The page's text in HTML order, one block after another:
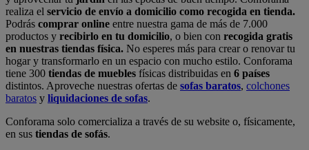
realiza el servicio de envío a domicilio como recogida en tienda.
Podrás comprar online entre nuestra gama de más de 7.000
productos y recibirlo en tu domicilio, o bien con recogida gratis
en nuestras tiendas física. No esperes más para crear o renovar tu
hogar y transformarlo en un espacio con mucho estilo. Conforama
tiene 300 tiendas de muebles físicas distribuidas en 6 países
distintos. Aproveche nuestras ofertas de sofas baratos, colchones
baratos y liquidaciones de sofas.
Conforama solo comercializa a través de su website o, físicamente,
en sus tiendas de sofás.